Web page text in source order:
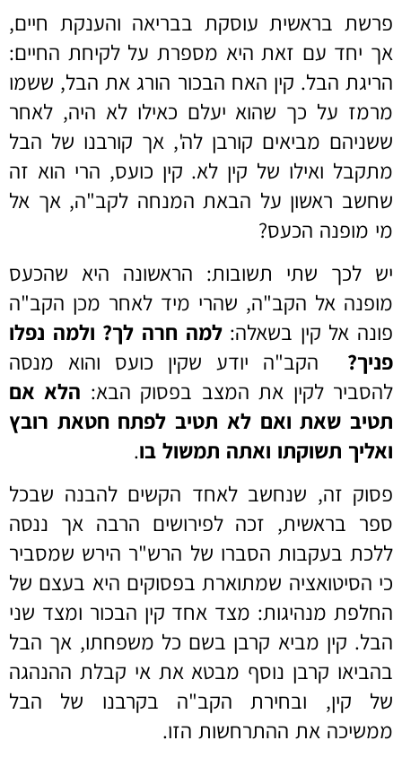
פרשת בראשית עוסקת בבריאה והענקת חיים,
אך יחד עם זאת היא מספרת על לקיחת החיים:
הריגת הבל. קין האח הבכור הורג את הבל, ששמו
מרמז על כך שהוא יעלם כאילו לא היה, לאחר
ששניהם מביאים קורבן לה', אך קורבנו של הבל
מתקבל ואילו של קין לא. קין כועס, הרי הוא זה
שחשב ראשון על הבאת המנחה לקב"ה, אך אל
מי מופנה הכעס?
יש לכך שתי תשובות: הראשונה היא שהכעס
מופנה אל הקב"ה, שהרי מיד לאחר מכן הקב"ה
פונה אל קין בשאלה:למה חרה לך? ולמה נפלו
פניך? הקב"ה יודע שקין כועס והוא מנסה
להסביר לקין את המצב בפסוק הבא: הלא אם
תטיב שאת ואם לא תטיב לפתח חטאת רובץ
ואליך תשוקתו ואתה תמשול בו.
פסוק זה, שנחשב לאחד הקשים להבנה שבכל
ספר בראשית, זכה לפירושים הרבה אך ננסה
ללכת בעקבות הסברו של הרש"ר הירש שמסביר
כי הסיטואציה שמתוארת בפסוקים היא בעצם של
החלפת מנהיגות: מצד אחד קין הבכור ומצד שני
הבל. קין מביא קרבן בשם כל משפחתו, אך הבל
בהביאו קרבן נוסף מבטא את אי קבלת ההנהגה
של קין, ובחירת הקב"ה בקרבנו של הבל
ממשיכה את ההתרחשות הזו.